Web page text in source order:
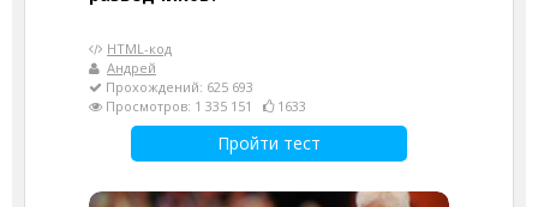
HTML-код
Андрей
Прохождений: 625 693
Просмотров: 1 335 151
1633
Пройти тест